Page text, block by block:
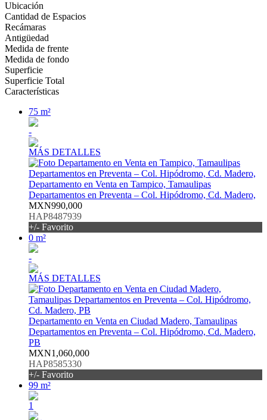
Ubicación
Cantidad de Espacios
Recámaras
Antigüedad
Medida de frente
Medida de fondo
Superficie
Superficie Total
Características
75 m²
-
MÁS DETALLES
Departamento en Venta en Tampico, Tamaulipas
Departamentos en Preventa – Col. Hipódromo, Cd. Madero,
MXN990,000
HAP8487939
+/- Favorito
0 m²
-
MÁS DETALLES
Departamento en Venta en Ciudad Madero, Tamaulipas
Departamentos en Preventa – Col. Hipódromo, Cd. Madero,
PB
MXN1,060,000
HAP8585330
+/- Favorito
99 m²
1